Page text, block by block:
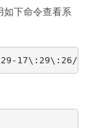
如下命令查看系